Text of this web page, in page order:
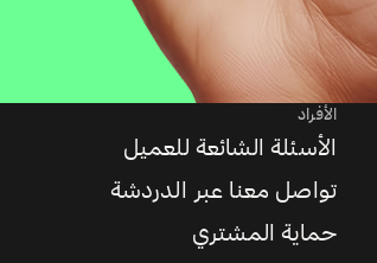
الأفراد
الأسئلة الشائعة للعميل
تواصل معنا عبر الدردشة
حماية المشتري